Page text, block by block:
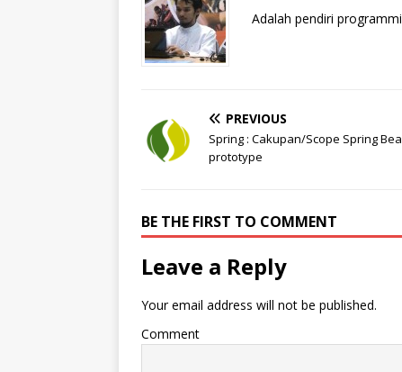
Adalah pendiri
PREVIOUS
Spring : Cakupan/Scope Spring
prototype
BE THE FIRST TO COMMENT
Leave a Reply
Your email address will not be published.
Comment